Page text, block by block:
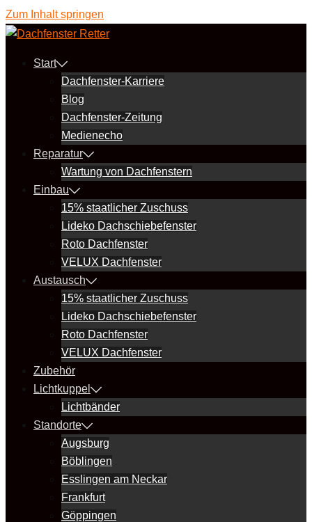
Zum Inhalt springen
Start
Dachfenster-Karriere
Blog
Dachfenster-Zeitung
Medienecho
Reparatur
Wartung von Dachfenstern
Einbau
15% staatlicher Zuschuss
Lideko Dachschiebefenster
Roto Dachfenster
VELUX Dachfenster
Austausch
15% staatlicher Zuschuss
Lideko Dachschiebefenster
Roto Dachfenster
VELUX Dachfenster
Zubehör
Lichtkuppel
Lichtbänder
Standorte
Augsburg
Böblingen
Esslingen am Neckar
Frankfurt
Göppingen